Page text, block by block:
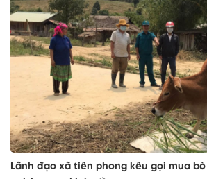
Lãnh đạo xã tiên phong kêu gọi mua